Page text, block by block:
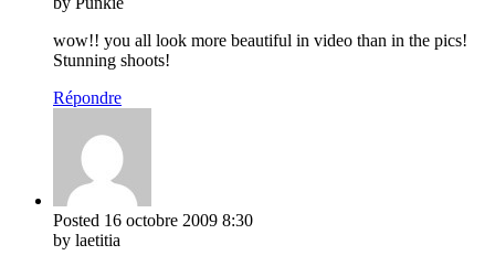
wow!! you all look more beautiful in video than in the pics!
Stunning shoots!
Répondre
Posted 16 octobre 2009 8:30
by laetitia